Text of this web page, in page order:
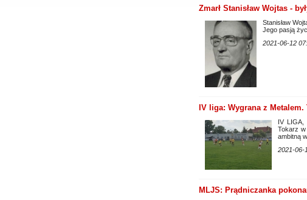
Zmarł Stanisław Wojtas -
Stanisław
Jego pasją
2021-06-12
IV liga: Wygrana z
IV LIGA,
Tokarz
ambitną
2021-06-
MLJS: Prądniczanka